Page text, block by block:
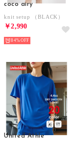
coco airy
knit setup （BLACK）
￥2,990
84%
United Athle